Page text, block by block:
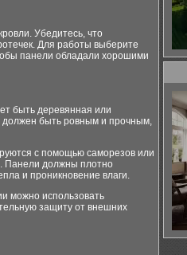
Убедитесь, что
Для работы выберите
панели обладали хорошими
быть деревянная или
должен быть ровным и прочным,
с помощью саморезов или
Панели должны плотно
и проникновение влаги.
можно использовать
защиту от внешних